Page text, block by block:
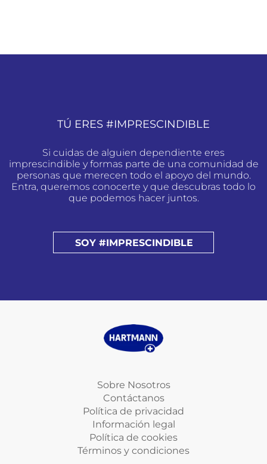
TÚ ERES #IMPRESCINDIBLE
Si cuidas de alguien dependiente eres
imprescindible y formas parte de una comunidad de
personas que merecen todo el apoyo del mundo.
Entra, queremos conocerte y que descubras todo lo
que podemos hacer juntos.
SOY #IMPRESCINDIBLE
Sobre Nosotros
Contáctanos
Política de privacidad
Información legal
Política de cookies
Términos y condiciones